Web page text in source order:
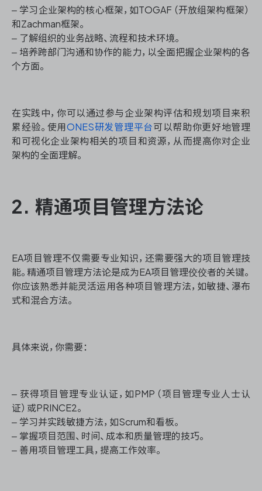
ONES 资讯
– 学习企业架构的核心框架，如TOGAF（开放组架构框架）
和Zachman框架。
– 了解组织的业务战略、流程和技术环境。
– 培养跨部门沟通和协作的能力，以全面把握企业架构的各
个方面。
在实践中，你可以通过参与企业架构评估和规划项目来积
累经验。使用ONES研发管理平台可以帮助你更好地管理
和可视化企业架构相关的项目和资源，从而提高你对企业
架构的全面理解。
2. 精通项目管理方法论
EA项目管理不仅需要专业知识，还需要强大的项目管理技
能。精通项目管理方法论是成为EA项目管理佼佼者的关键。
你应该熟悉并能灵活运用各种项目管理方法，如敏捷、瀑布
式和混合方法。
具体来说，你需要：
– 获得项目管理专业认证，如PMP（项目管理专业人士认
证）或PRINCE2。
– 学习并实践敏捷方法，如Scrum和看板。
– 掌握项目范围、时间、成本和质量管理的技巧。
– 善用项目管理工具，提高工作效率。